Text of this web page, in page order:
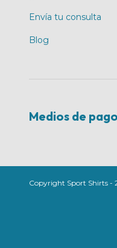
Envía tu consulta
Blog
Medios de pago
Copyright Sport Shirts -